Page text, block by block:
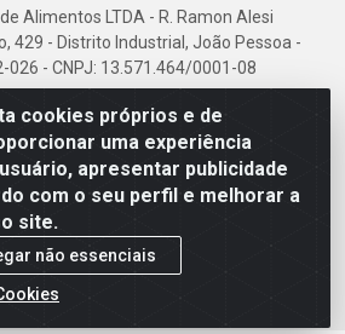
cookies próprios e de
uma experiência
apresentar publicidade
com o seu perfil e melhorar a
site.
não essenciais
Alimentos LTDA - R. Ramon Alesi
429 - Distrito Industrial, João Pessoa -
026 - CNPJ: 13.571.464/0001-08
de 14 anos no mercado paraibano, é
destacando-se pela logística
e excelência.